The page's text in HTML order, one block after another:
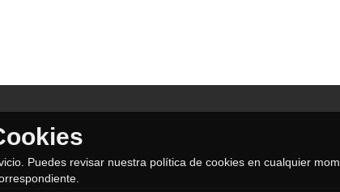
Puedes revisar nuestra política de cookies en cualquier